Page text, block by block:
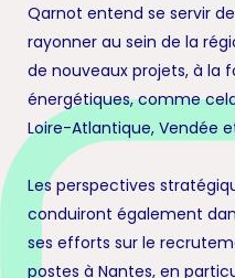
Qarnot entend se servir
rayonner au sein de la
de nouveaux projets, à la
énergétiques, comme
Loire-Atlantique, Vendée
Les perspectives
conduiront également
ses efforts sur le
postes à Nantes, en